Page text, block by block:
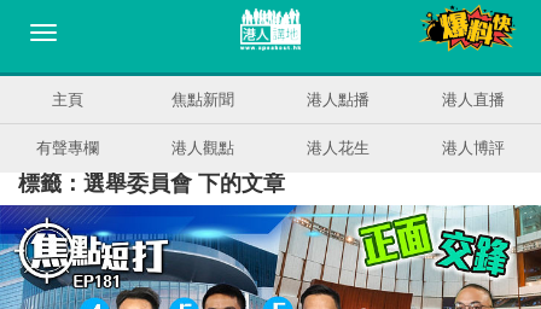
主頁 焦點新聞 港人點播 港人直播
有聲專欄 港人觀點 港人花生 港人博評
標籤：選舉委員會 下的文章